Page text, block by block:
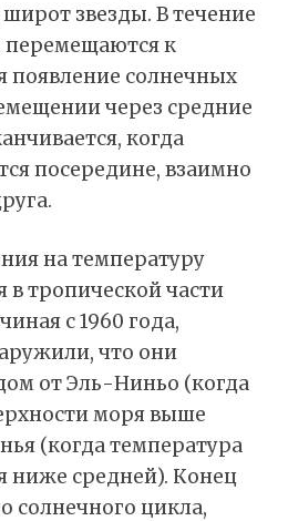
звезды. В течение
перемещаются к
появление солнечных
через средние
когда
посередине, взаимно
на температуру
в тропической части
с 1960 года,
что они
от Эль-Ниньо (когда
моря выше
(когда температура
ниже средней). Конец
солнечного цикла,